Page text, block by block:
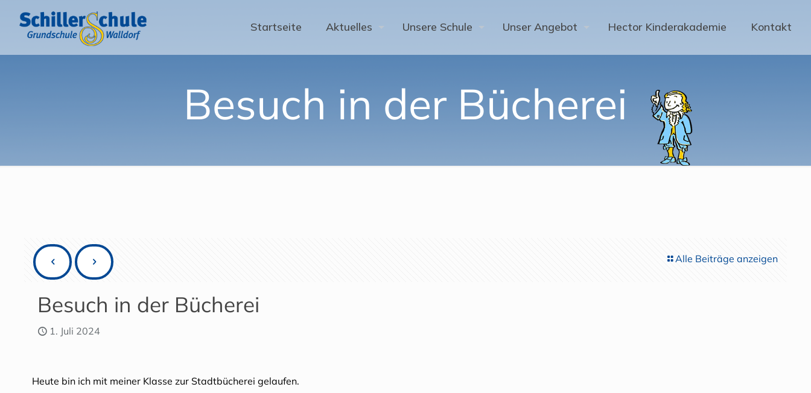
Startseite Aktuelles Unsere Schule Unser Angebot Hector Kinderakademie Kontakt
Besuch in der Bücherei
Alle Beiträge anzeigen
Besuch in der Bücherei
1. Juli 2024
Heute bin ich mit meiner Klasse zur Stadtbücherei gelaufen.